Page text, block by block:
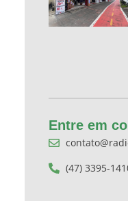
Entre em
(47) 3395-